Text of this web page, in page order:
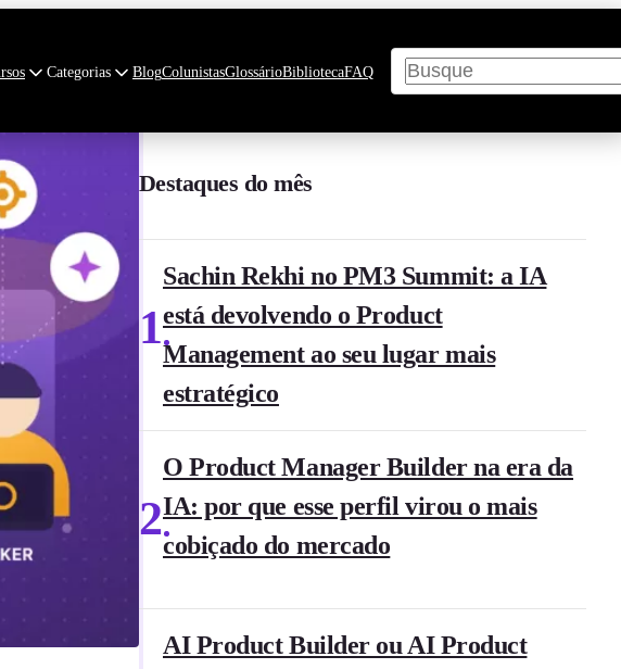
Categorias BlogColunistasGlossárioBibliotecaFAQ
Pesquisar
Destaques do mês
1
Sachin Rekhi no PM3 Summit: a IA
está devolvendo o Product
Management ao seu lugar mais
estratégico
2
O Product Manager Builder na era da
IA: por que esse perfil virou o mais
cobiçado do mercado
AI Product Builder ou AI Product